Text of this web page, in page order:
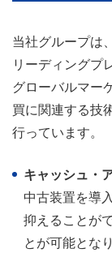
当社グループは
リーディングプ
グローバルマー
買に関連する技
行っています。
キャッシュ・
中古装置を導
抑えることが
とが可能とな